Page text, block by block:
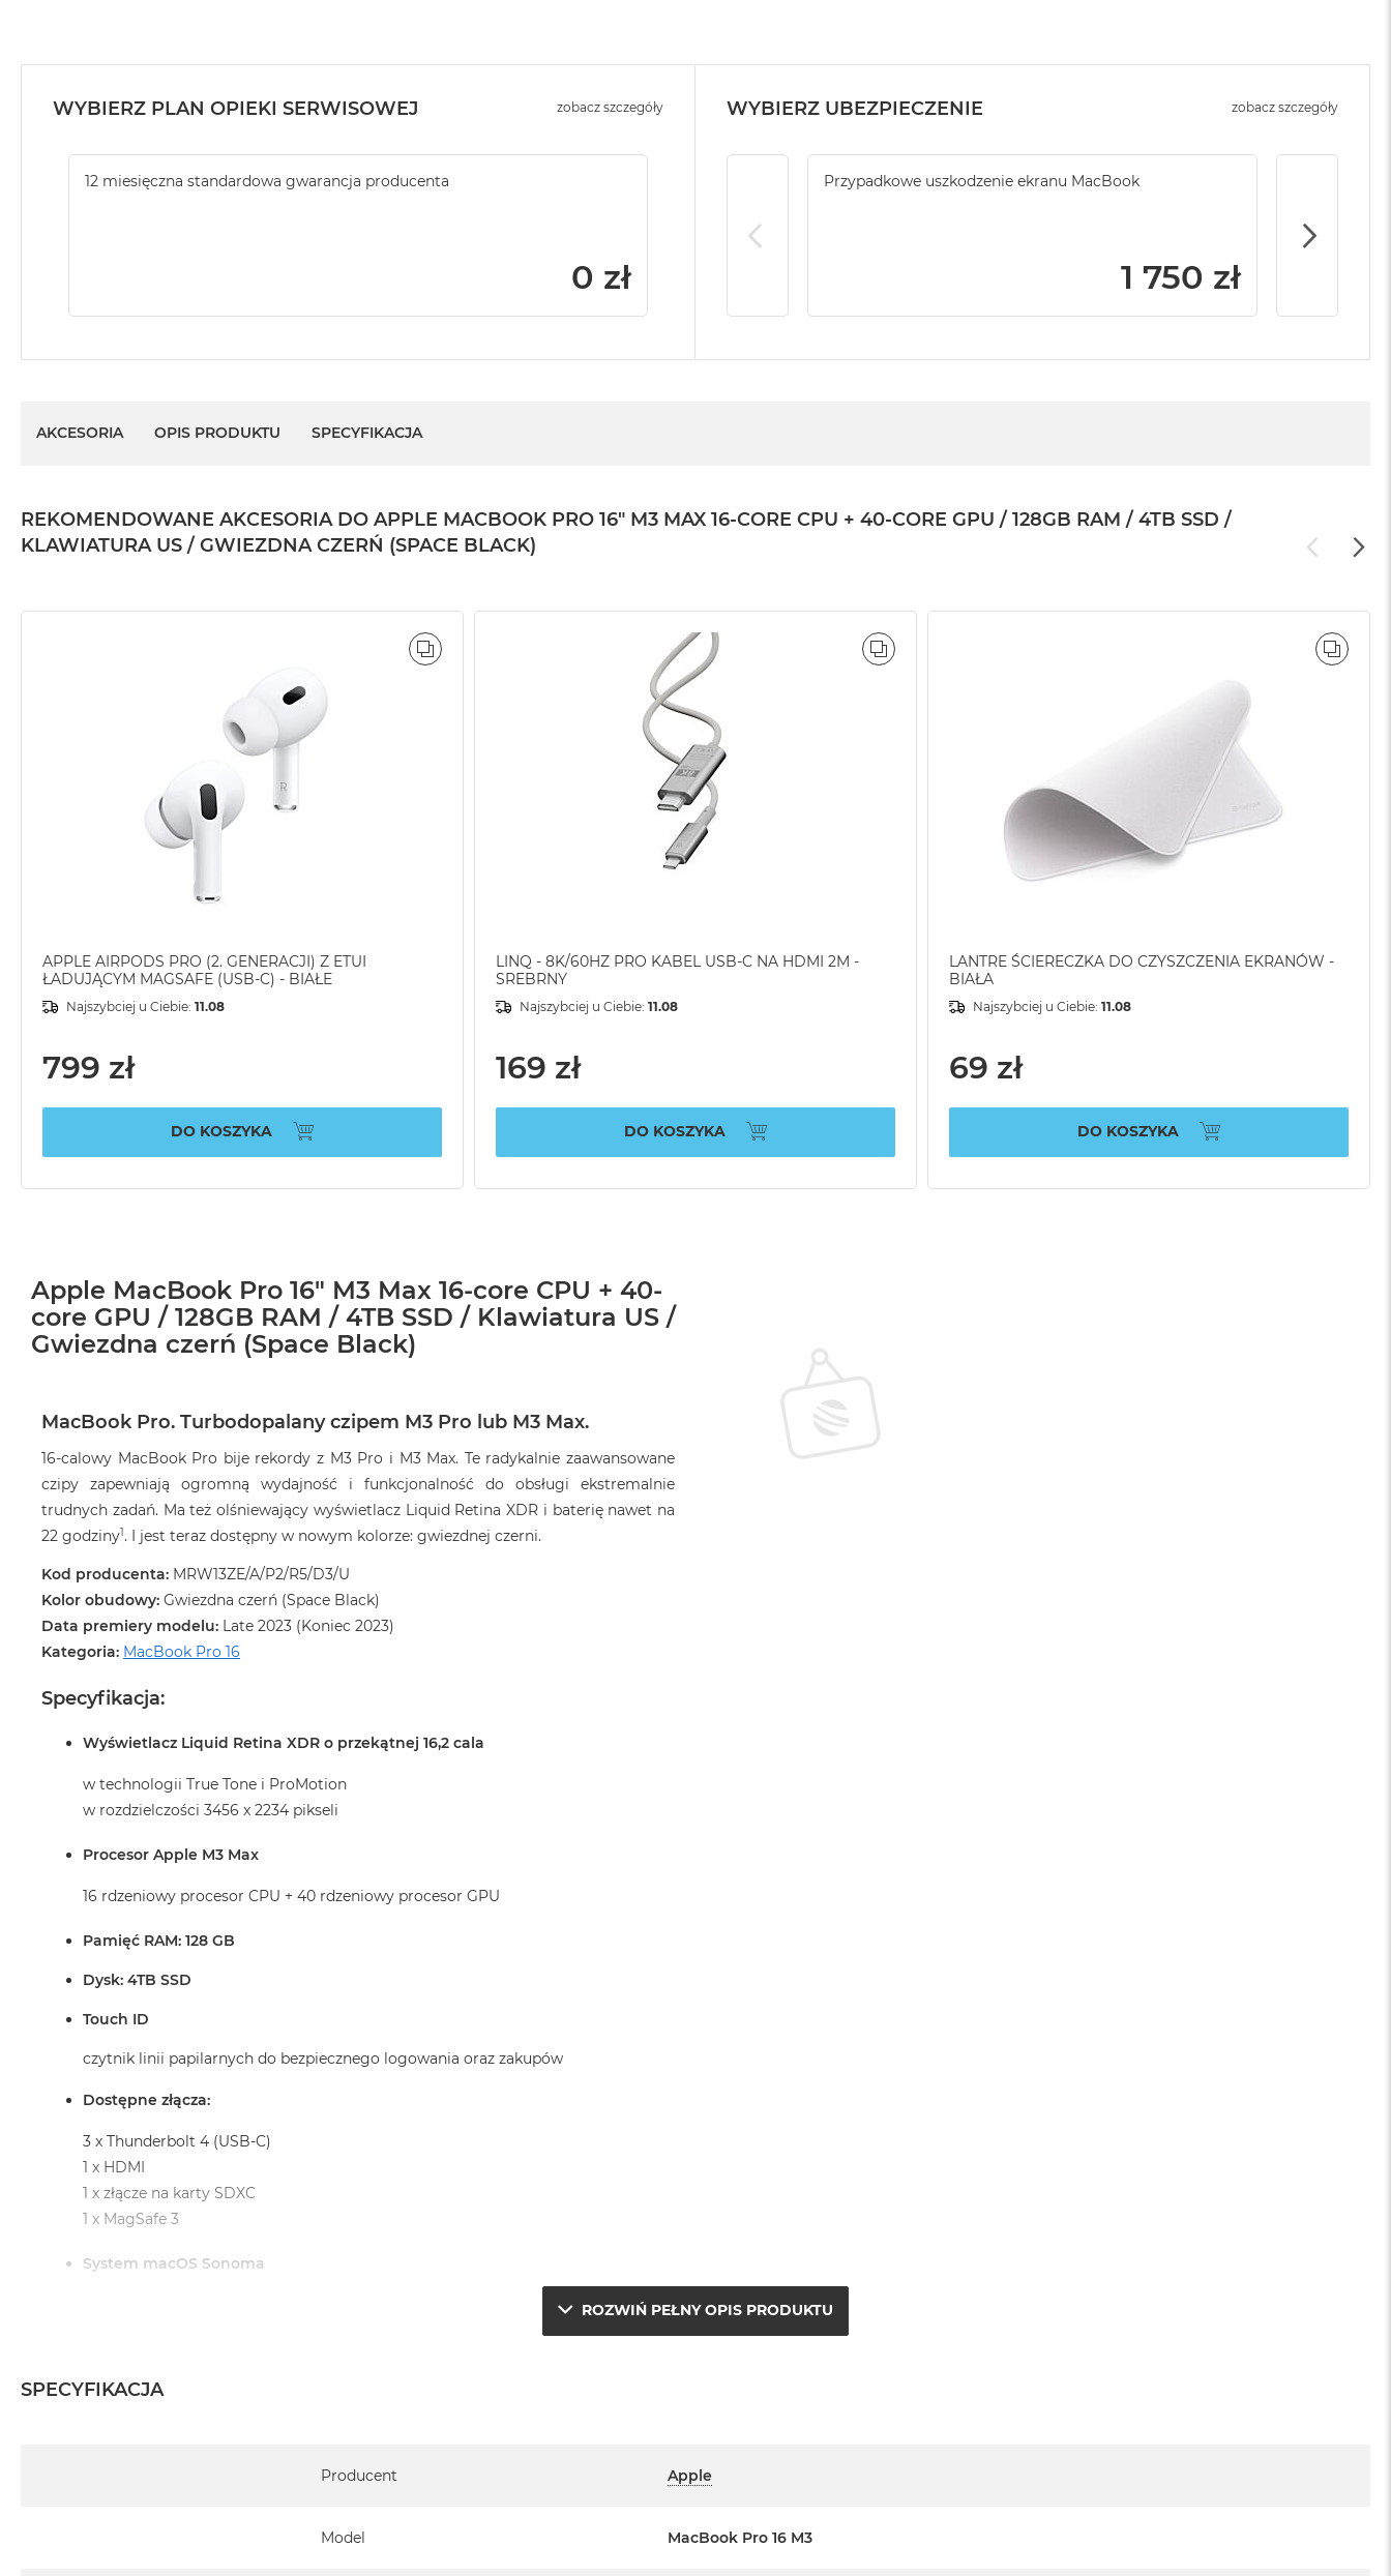
WYBIERZ PLAN OPIEKI SERWISOWEJ
12 miesięczna standardowa gwarancja producenta
0 zł
zobacz szczegóły WYBIERZ UBEZPIECZENIE
Przypadkowe uszkodzenie ekranu MacBook
1 750 zł
zobacz szczegóły
AKCESORIA OPIS PRODUKTU SPECYFIKACJA
REKOMENDOWANE AKCESORIA DO APPLE MACBOOK PRO 16" M3 MAX 16-CORE CPU + 40-CORE GPU / 128GB RAM / 4TB SSD /
KLAWIATURA US / GWIEZDNA CZERŃ (SPACE BLACK)
APPLE AIRPODS PRO (2. GENERACJI) Z ETUI
ŁADUJĄCYM MAGSAFE (USB-C) - BIAŁE
Najszybciej u Ciebie: 11.08
799 zł
DO KOSZYKA
PORÓWNAJ
LINQ - 8K/60HZ PRO KABEL USB-C NA HDMI 2M -
SREBRNY
Najszybciej u Ciebie: 11.08
169 zł
DO KOSZYKA
PORÓWNAJ
LANTRE ŚCIERECZKA DO CZYSZCZENIA EKRANÓW -
BIAŁA
Najszybciej u Ciebie: 11.08
69 zł
DO KOSZYKA
Apple MacBook Pro 16" M3 Max 16-core CPU + 40-
core GPU / 128GB RAM / 4TB SSD / Klawiatura US /
Gwiezdna czerń (Space Black)
MacBook Pro. Turbodopalany czipem M3 Pro lub M3 Max.
16-calowy MacBook Pro bije rekordy z M3 Pro i M3 Max. Te radykalnie zaawansowane
czipy zapewniają ogromną wydajność i funkcjonalność do obsługi ekstremalnie
trudnych zadań. Ma też olśniewający wyświetlacz Liquid Retina XDR i baterię nawet na
22 godziny1. I jest teraz dostępny w nowym kolorze: gwiezdnej czerni.
Kod producenta: MRW13ZE/A/P2/R5/D3/U
Kolor obudowy: Gwiezdna czerń (Space Black)
Data premiery modelu: Late 2023 (Koniec 2023)
Kategoria: MacBook Pro 16
Specyfikacja:
Wyświetlacz Liquid Retina XDR o przekątnej 16,2 cala
w technologii True Tone i ProMotion
w rozdzielczości 3456 x 2234 pikseli
Procesor Apple M3 Max
16 rdzeniowy procesor CPU + 40 rdzeniowy procesor GPU
Pamięć RAM: 128 GB
Dysk: 4TB SSD
Touch ID
czytnik linii papilarnych do bezpiecznego logowania oraz zakupów
Dostępne złącza:
3 x Thunderbolt 4 (USB-C)
1 x HDMI
1 x złącze na karty SDXC
1 x MagSafe 3
System macOS Sonoma
ROZWIŃ PEŁNY OPIS PRODUKTU
SPECYFIKACJA
Producent
Apple
Model MacBook Pro 16 M3